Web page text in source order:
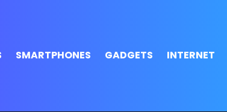
SMARTPHONES GADGETS INTERNET